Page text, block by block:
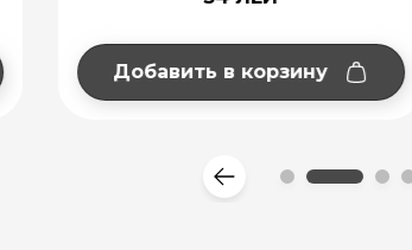
Добавить в корзину